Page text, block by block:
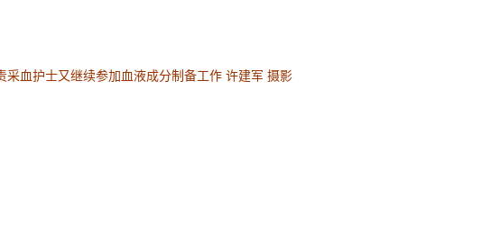
采血护士又继续参加血液成分制备工作 许建军 摄影